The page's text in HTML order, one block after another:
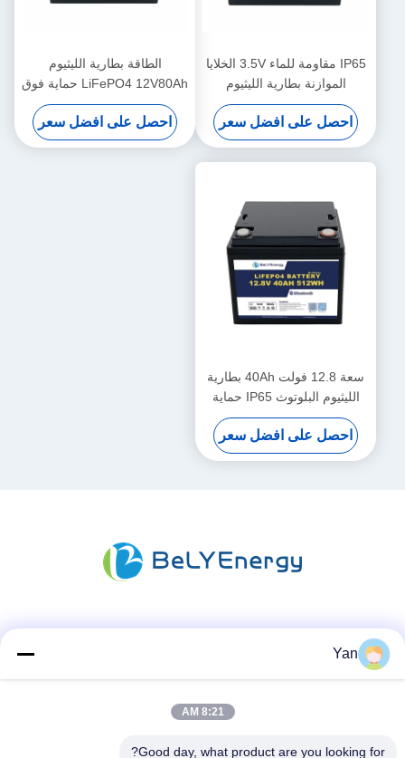
IP65 مقاومة للماء 3.5V الخلايا
الموازنة بطارية الليثيوم
12V100Ah بطارية شمسية
الليثيوم
احصل على افضل سعر
الطاقة بطارية الليثيوم
LiFePO4 12V80Ah حماية فوق
الجهد 14.6V
احصل على افضل سعر
سعة 12.8 فولت 40Ah بطارية
الليثيوم البلوتوث IP65 حماية
الحجرة 512Wh الطاقة
احصل على افضل سعر
اتصال سريع
هاتف:
Yan
8:21 AM
Good day, what product are you looking for?